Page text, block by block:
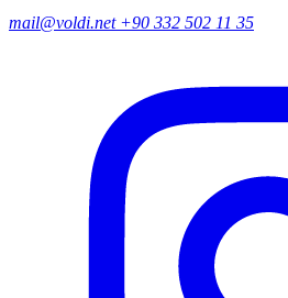
mail@voldi.net +90 332 502 11 35